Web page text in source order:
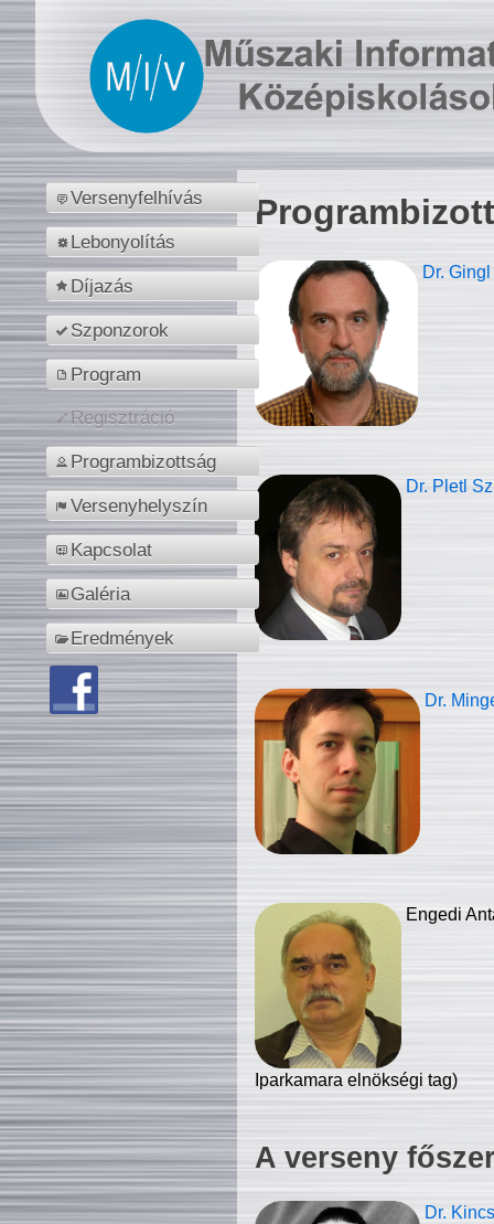
Versenyfelhívás
Lebonyolítás
Díjazás
Szponzorok
Program
Regisztráció
Programbizottság
Versenyhelyszín
Kapcsolat
Galéria
Eredmények
Dr.
Dr. Pletl
Dr.
Engedi
Iparkamara elnökségi tag)
A verseny
Dr.